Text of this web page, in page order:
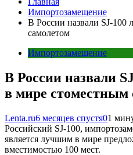
Импортозамещение
В России назвали SJ-
самолетом
Импортозамещение
В России назвали
в мире стоместным
Lenta.ru6 месяцев спустя01
Российский SJ-100,
является лучшим в мире
вместимостью 100 мест.